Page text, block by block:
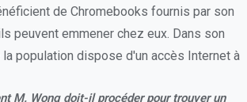
de Chromebooks fournis par son
peuvent emmener chez eux. Dans son
la population dispose d'un accès Internet à
M. Wong doit-il procéder pour trouver un